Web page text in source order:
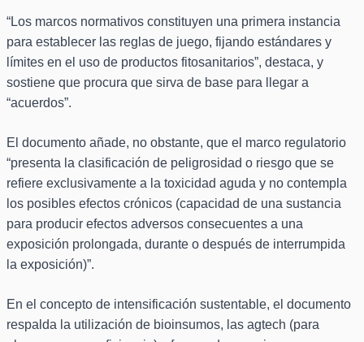
“Los marcos normativos constituyen una primera instancia
para establecer las reglas de juego, fijando estándares y
límites en el uso de productos fitosanitarios”, destaca, y
sostiene que procura que sirva de base para llegar a
“acuerdos”.
El documento añade, no obstante, que el marco regulatorio
“presenta la clasificación de peligrosidad o riesgo que se
refiere exclusivamente a la toxicidad aguda y no contempla
los posibles efectos crónicos (capacidad de una sustancia
para producir efectos adversos consecuentes a una
exposición prolongada, durante o después de interrumpida
la exposición)”.
En el concepto de intensificación sustentable, el documento
respalda la utilización de bioinsumos, las agtech (para